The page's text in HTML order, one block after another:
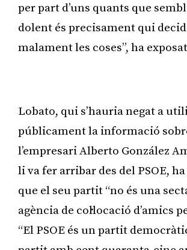
per part d’uns quants que
dolent és precisament qui
malament les coses”, ha
Lobato, qui s’hauria negat a
públicament la informació
l’empresari Alberto González
li va fer arribar des del PSOE,
que el seu partit “no és una
agència de col·locació d’amics
“El PSOE és un partit